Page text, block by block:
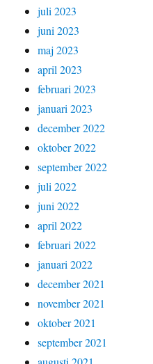
juli 2023
juni 2023
maj 2023
april 2023
februari 2023
januari 2023
december 2022
oktober 2022
september 2022
juli 2022
juni 2022
april 2022
februari 2022
januari 2022
december 2021
november 2021
oktober 2021
september 2021